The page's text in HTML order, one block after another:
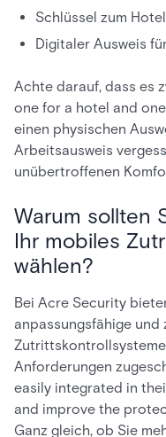
Schlüssel zum
Digitaler Ausweis
Achte darauf, dass es
one for a hotel and
einen physischen
Arbeitsausweis
unübertroffenen
Warum sollten
Ihr mobiles
wählen?
Bei Acre Security
anpassungsfähige und
Anforderungen
easily integrated in
and improve the
Ganz gleich, ob Sie